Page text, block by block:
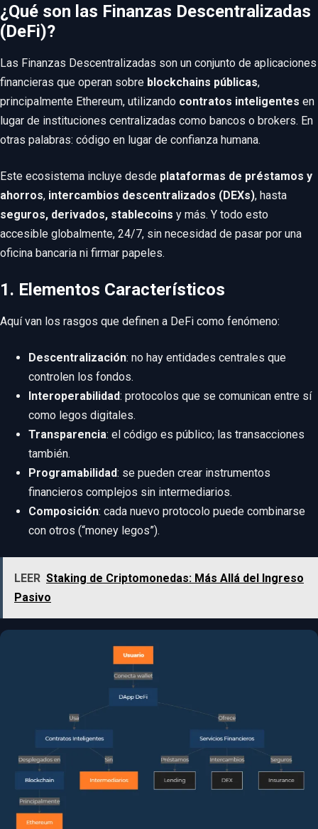
¿Qué son las Finanzas Descentralizadas
(DeFi)?
Las Finanzas Descentralizadas son un conjunto de aplicaciones
financieras que operan sobre blockchains públicas,
principalmente Ethereum, utilizando contratos inteligentes en
lugar de instituciones centralizadas como bancos o brokers. En
otras palabras: código en lugar de confianza humana.
Este ecosistema incluye desde plataformas de préstamos y
ahorros, intercambios descentralizados (DEXs), hasta
seguros, derivados, stablecoins y más. Y todo esto
accesible globalmente, 24/7, sin necesidad de pasar por una
oficina bancaria ni firmar papeles.
1. Elementos Característicos
Aquí van los rasgos que definen a DeFi como fenómeno:
Descentralización: no hay entidades centrales que
controlen los fondos.
Interoperabilidad: protocolos que se comunican entre sí
como legos digitales.
Transparencia: el código es público; las transacciones
también.
Programabilidad: se pueden crear instrumentos
financieros complejos sin intermediarios.
Composición: cada nuevo protocolo puede combinarse
con otros (“money legos”).
LEER Staking de Criptomonedas: Más Allá del Ingreso
Pasivo